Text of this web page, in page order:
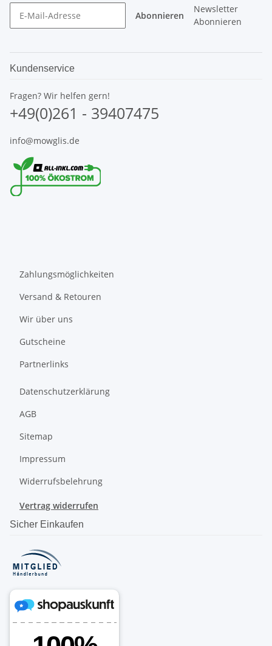
Abonnieren
Newsletter
Abonnieren
Kundenservice
Fragen? Wir helfen gern!
+49(0)261 - 39407475
info@mowglis.de
Zahlungsmöglichkeiten
Versand & Retouren
Wir über uns
Gutscheine
Partnerlinks
Datenschutzerklärung
AGB
Sitemap
Impressum
Widerrufsbelehrung
Vertrag widerrufen
Sicher Einkaufen